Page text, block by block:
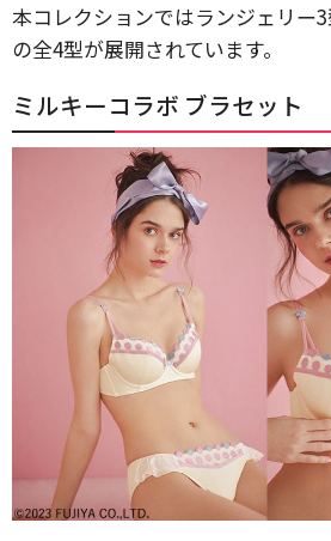
本コレクションではランジェリー
の全4型が展開されています。
ミルキーコラボ ブラセット